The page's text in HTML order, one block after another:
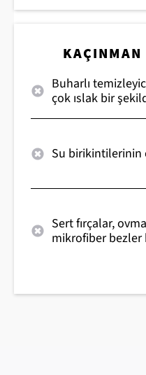
KAÇINMAN
Buharlı
çok ıslak bir
Su birikintilerinin
Sert fırçalar,
mikrofiber bezler